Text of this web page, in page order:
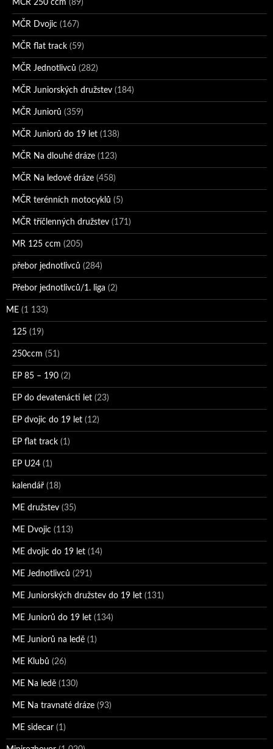
MČR 250 ccm (89)
MČR Dvojic (167)
MČR flat track (59)
MČR Jednotlivců (282)
MČR Juniorských družstev (184)
MČR Juniorů (359)
MČR Juniorů do 19 let (138)
MČR Na dlouhé dráze (123)
MČR Na ledové dráze (458)
MČR terénních motocyklů (5)
MČR tříčlenných družstev (171)
MR 125 ccm (205)
přebor jednotlivců (284)
Přebor jednotlivců/1. liga (2)
ME (1 133)
125 (19)
250ccm (51)
EP 85 – 190 (2)
EP do devatenácti let (23)
EP dvojic do 19 let (12)
EP flat track (1)
EP U24 (1)
kalendář (18)
ME družstev (35)
ME Dvojic (113)
ME dvojic do 19 let (14)
ME Jednotlivců (291)
ME Juniorských družstev do 19 let (131)
ME Juniorů do 19 let (134)
ME Juniorů na ledě (1)
ME Klubů (26)
ME Na ledě (130)
ME Na travnaté dráze (93)
ME sidecar (1)